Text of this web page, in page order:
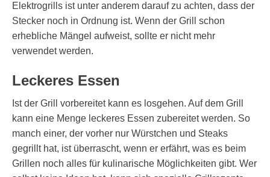
Elektrogrills ist unter anderem darauf zu achten, dass der
Stecker noch in Ordnung ist. Wenn der Grill schon
erhebliche Mängel aufweist, sollte er nicht mehr
verwendet werden.
Leckeres Essen
Ist der Grill vorbereitet kann es losgehen. Auf dem Grill
kann eine Menge leckeres Essen zubereitet werden. So
manch einer, der vorher nur Würstchen und Steaks
gegrillt hat, ist überrascht, wenn er erfährt, was es beim
Grillen noch alles für kulinarische Möglichkeiten gibt. Wer